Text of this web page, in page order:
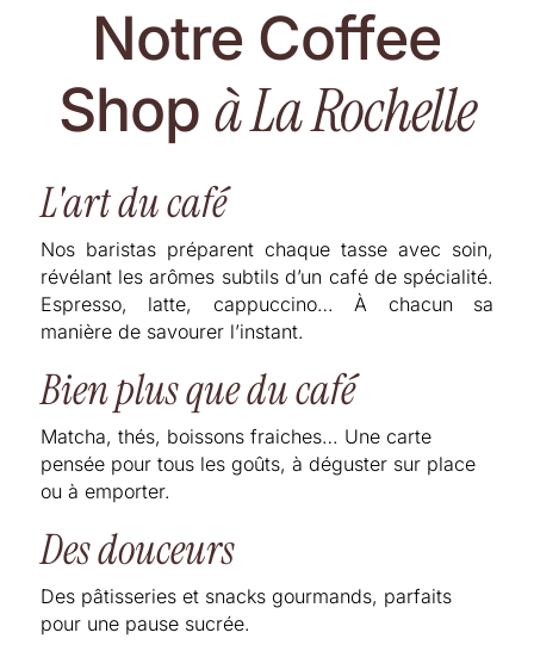
Notre Coffee
Shop à La Rochelle
L'art du café
Nos baristas préparent chaque tasse avec soin,
révélant les arômes subtils d’un café de spécialité.
Espresso, latte, cappuccino… À chacun sa
manière de savourer l’instant.
Bien plus que du café
Matcha, thés, boissons fraiches… Une carte
pensée pour tous les goûts, à déguster sur place
ou à emporter.
Des douceurs
Des pâtisseries et snacks gourmands, parfaits
pour une pause sucrée.